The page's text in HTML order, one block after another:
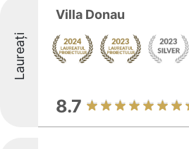
Laureați
Villa Donau
8.7